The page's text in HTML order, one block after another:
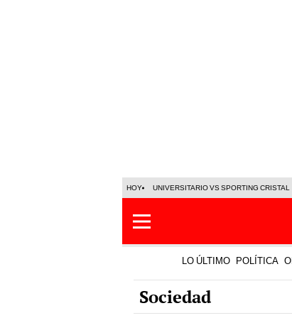
HOY UNIVERSITARIO VS SPORTING CRISTAL
LO ÚLTIMO POLÍTICA
Sociedad